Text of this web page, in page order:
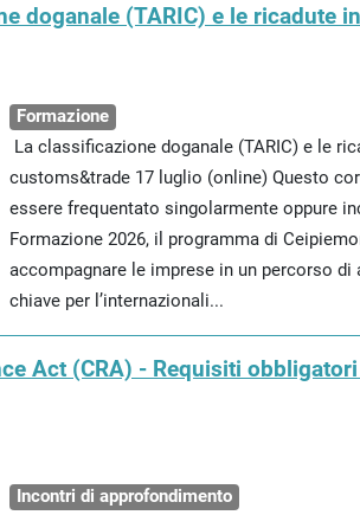
doganale (TARIC) e le ricadute
Formazione
La classificazione doganale (TARIC) e le
customs&trade 17 luglio (online) Questo
essere frequentato singolarmente oppure
Formazione 2026, il programma di
accompagnare le imprese in un percorso di
chiave per l’internazionali...
Act (CRA) - Requisiti
Incontri di approfondimento